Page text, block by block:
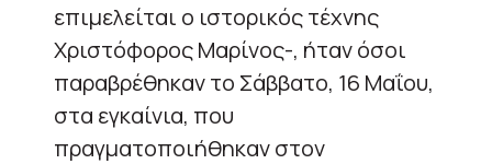
επιμελείται ο ιστορικός τέχνης
Χριστόφορος Μαρίνος-, ήταν όσοι
παραβρέθηκαν το Σάββατο, 16 Μαΐου,
στα εγκαίνια, που
πραγματοποιήθηκαν στον